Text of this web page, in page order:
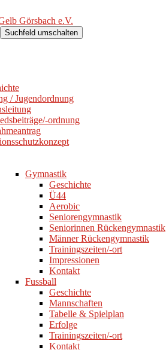
Görsbach e.V.
Suchfeld umschalten
/ Jugendordnung
ordnung
Gymnastik
Geschichte
Ü44
Aerobic
Seniorengymnastik
Seniorinnen Rückengymnastik
Männer Rückengymnastik
Trainingszeiten/-ort
Impressionen
Kontakt
Fussball
Geschichte
Mannschaften
Tabelle & Spielplan
Erfolge
Trainingszeiten/-ort
Kontakt